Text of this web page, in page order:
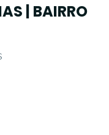
| BAIRRO